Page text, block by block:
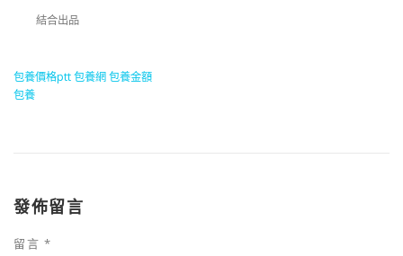
結合出品
包養價格ptt包養網包養金額
包養
發佈留言
留言 *